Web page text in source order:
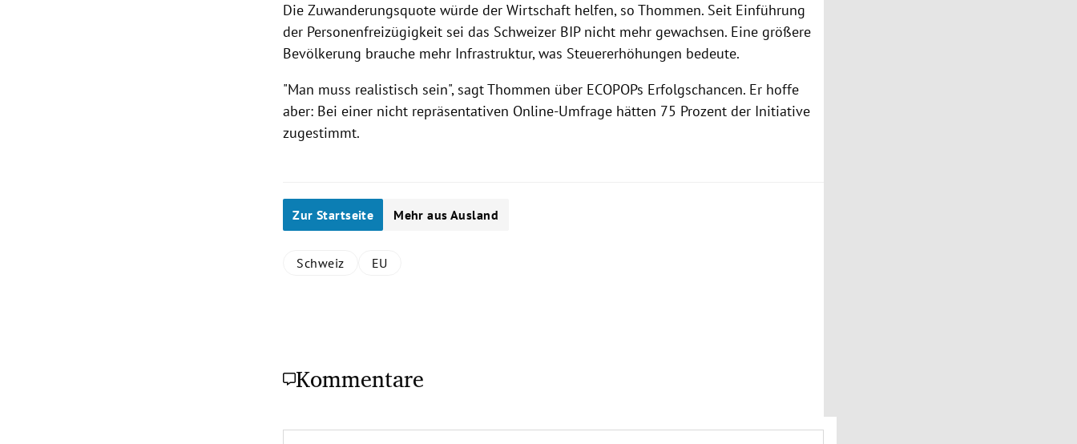
Die Zuwanderungsquote würde der Wirtschaft helfen, so Thommen. Seit Einführung
der Personenfreizügigkeit sei das Schweizer BIP nicht mehr gewachsen. Eine größere
Bevölkerung brauche mehr Infrastruktur, was Steuererhöhungen bedeute.
"Man muss realistisch sein", sagt Thommen über ECOPOPs Erfolgschancen. Er hoffe
aber: Bei einer nicht repräsentativen Online-Umfrage hätten 75 Prozent der Initiative
zugestimmt.
Zur Startseite Mehr aus Ausland
Schweiz EU
Kommentare